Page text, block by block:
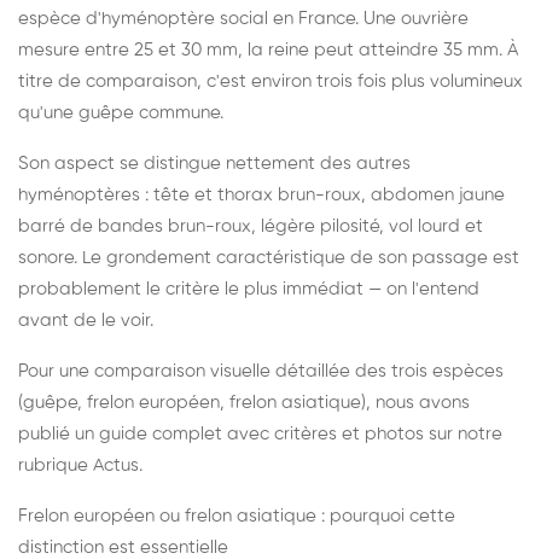
espèce d'hyménoptère social en France. Une ouvrière
mesure entre 25 et 30 mm, la reine peut atteindre 35 mm. À
titre de comparaison, c'est environ trois fois plus volumineux
qu'une guêpe commune.
Son aspect se distingue nettement des autres
hyménoptères : tête et thorax brun-roux, abdomen jaune
barré de bandes brun-roux, légère pilosité, vol lourd et
sonore. Le grondement caractéristique de son passage est
probablement le critère le plus immédiat — on l'entend
avant de le voir.
Pour une comparaison visuelle détaillée des trois espèces
(guêpe, frelon européen, frelon asiatique), nous avons
publié un guide complet avec critères et photos sur notre
rubrique Actus.
Frelon européen ou frelon asiatique : pourquoi cette
distinction est essentielle